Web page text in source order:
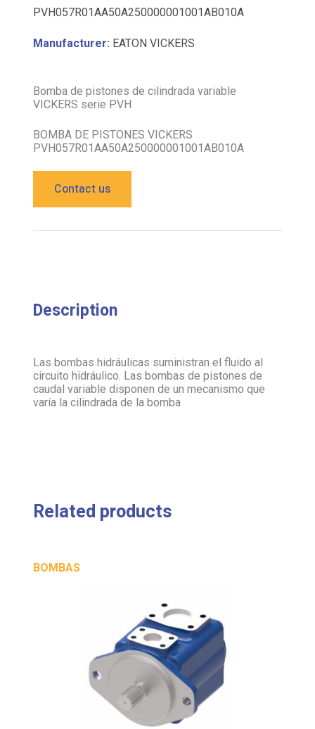
PVH057R01AA50A250000001001AB010A
Manufacturer: EATON VICKERS
Bomba de pistones de cilindrada variable
VICKERS serie PVH
BOMBA DE PISTONES VICKERS
PVH057R01AA50A250000001001AB010A
Contact us
Description
Las bombas hidráulicas suministran el fluido al
circuito hidráulico. Las bombas de pistones de
caudal variable disponen de un mecanismo que
varía la cilindrada de la bomba
Related products
BOMBAS